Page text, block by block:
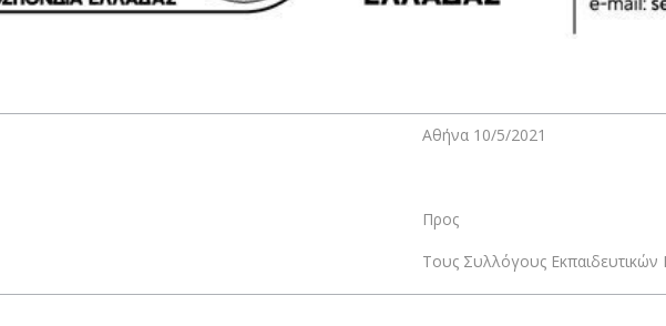
Αθήνα 10/5/2021
Προς
Τους Συλλόγους Εκπαιδευτικών